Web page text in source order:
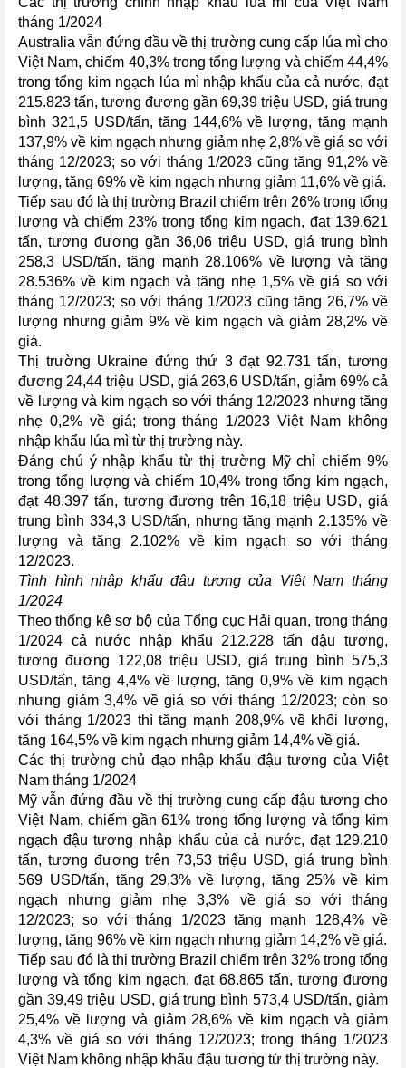
tháng 1/2024
Australia vẫn đứng đầu về thị trường cung cấp lúa mì cho
Việt Nam, chiếm 40,3% trong tổng lượng và chiếm 44,4%
trong tổng kim ngạch lúa mì nhập khẩu của cả nước, đạt
215.823 tấn, tương đương gần 69,39 triệu USD, giá trung
bình 321,5 USD/tấn, tăng 144,6% về lượng, tăng mạnh
137,9% về kim ngạch nhưng giảm nhẹ 2,8% về giá so với
tháng 12/2023; so với tháng 1/2023 cũng tăng 91,2% về
lượng, tăng 69% về kim ngạch nhưng giảm 11,6% về giá.
Tiếp sau đó là thị trường Brazil chiếm trên 26% trong tổng
lượng và chiếm 23% trong tổng kim ngạch, đạt 139.621
tấn, tương đương gần 36,06 triệu USD, giá trung bình
258,3 USD/tấn, tăng mạnh 28.106% về lượng và tăng
28.536% về kim ngạch và tăng nhẹ 1,5% về giá so với
tháng 12/2023; so với tháng 1/2023 cũng tăng 26,7% về
lượng nhưng giảm 9% về kim ngạch và giảm 28,2% về
giá.
Thị trường Ukraine đứng thứ 3 đạt 92.731 tấn, tương
đương 24,44 triệu USD, giá 263,6 USD/tấn, giảm 69% cả
về lượng và kim ngạch so với tháng 12/2023 nhưng tăng
nhẹ 0,2% về giá; trong tháng 1/2023 Việt Nam không
nhập khẩu lúa mì từ thị trường này.
Đáng chú ý nhập khẩu từ thị trường Mỹ chỉ chiếm 9%
trong tổng lượng và chiếm 10,4% trong tổng kim ngạch,
đạt 48.397 tấn, tương đương trên 16,18 triệu USD, giá
trung bình 334,3 USD/tấn, nhưng tăng mạnh 2.135% về
lượng và tăng 2.102% về kim ngạch so với tháng
12/2023.
Tình hình nhập khẩu đậu tương của Việt Nam tháng
1/2024
Theo thống kê sơ bộ của Tổng cục Hải quan, trong tháng
1/2024 cả nước nhập khẩu 212.228 tấn đậu tương,
tương đương 122,08 triệu USD, giá trung bình 575,3
USD/tấn, tăng 4,4% về lượng, tăng 0,9% về kim ngạch
nhưng giảm 3,4% về giá so với tháng 12/2023; còn so
với tháng 1/2023 thì tăng mạnh 208,9% về khối lượng,
tăng 164,5% về kim ngạch nhưng giảm 14,4% về giá.
Các thị trường chủ đạo nhập khẩu đậu tương của Việt
Nam tháng 1/2024
Mỹ vẫn đứng đầu về thị trường cung cấp đậu tương cho
Việt Nam, chiếm gần 61% trong tổng lượng và tổng kim
ngạch đậu tương nhập khẩu của cả nước, đạt 129.210
tấn, tương đương trên 73,53 triệu USD, giá trung bình
569 USD/tấn, tăng 29,3% về lượng, tăng 25% về kim
ngạch nhưng giảm nhẹ 3,3% về giá so với tháng
12/2023; so với tháng 1/2023 tăng mạnh 128,4% về
lượng, tăng 96% về kim ngạch nhưng giảm 14,2% về giá.
Tiếp sau đó là thị trường Brazil chiếm trên 32% trong tổng
lượng và tổng kim ngạch, đạt 68.865 tấn, tương đương
gần 39,49 triệu USD, giá trung bình 573,4 USD/tấn, giảm
25,4% về lượng và giảm 28,6% về kim ngạch và giảm
4,3% về giá so với tháng 12/2023; trong tháng 1/2023
Việt Nam không nhập khẩu đậu tương từ thị trường này.